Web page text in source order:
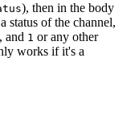
), then in the body
status of the channel,
and 1 or any other
works if it's a